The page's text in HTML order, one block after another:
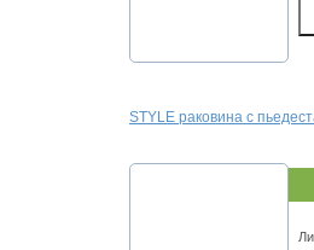
STYLE раковина с